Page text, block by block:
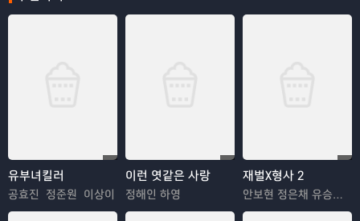
유부녀킬러
공효진 정준원 이상이
이런 엿같은 사랑
정해인 하영
재벌X형사 2
안보현 정은채 유승호 김혜은